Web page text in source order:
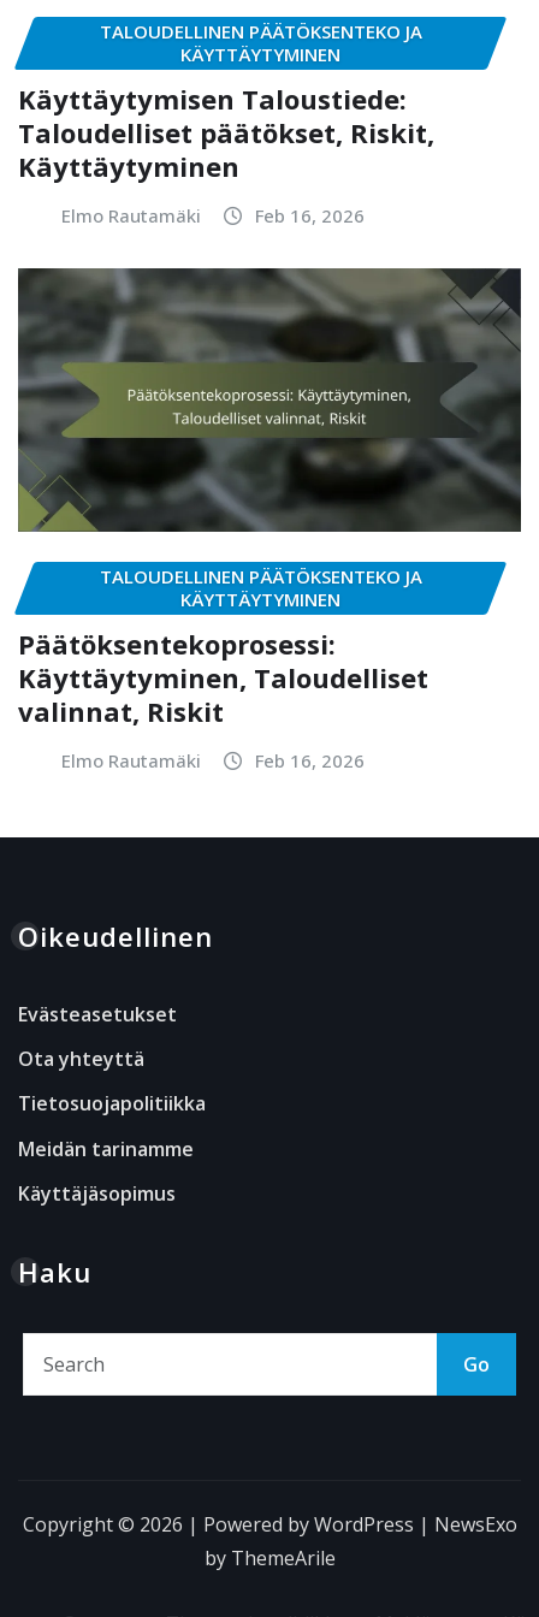
TALOUDELLINEN PÄÄTÖKSENTEKO JA
KÄYTTÄYTYMINEN
Käyttäytymisen Taloustiede:
Taloudelliset päätökset, Riskit,
Käyttäytyminen
Elmo Rautamäki Feb 16, 2026
TALOUDELLINEN PÄÄTÖKSENTEKO JA
KÄYTTÄYTYMINEN
Päätöksentekoprosessi:
Käyttäytyminen, Taloudelliset
valinnat, Riskit
Elmo Rautamäki Feb 16, 2026
Oikeudellinen
Evästeasetukset
Ota yhteyttä
Tietosuojapolitiikka
Meidän tarinamme
Käyttäjäsopimus
Haku
Go
Copyright © 2026 | Powered byWordPress | NewsExo
by ThemeArile